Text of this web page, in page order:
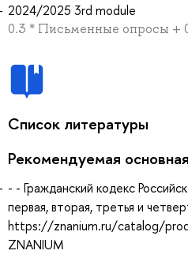
2024/2025 3rd module
0.3 * Письменные опросы +
Список литературы
Рекомендуемая
- - Гражданский кодекс
первая, вторая, третья и
https://znanium.ru/catalog/
ZNANIUM